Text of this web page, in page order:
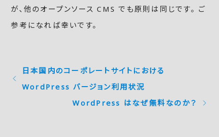
が、他のオープンソース CMS でも原則は同じです。 ご
参考になれば幸いです。
日本国内のコーポレートサイトにおける
WordPress バージョン利用状況
WordPress はなぜ無料なのか？